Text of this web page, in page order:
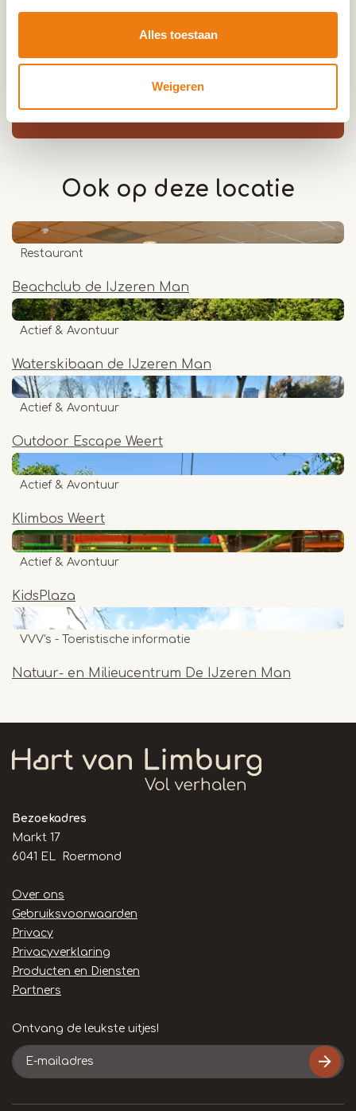
Alles toestaan
Weigeren
14:00 - 18:00
donderdag:
14:00 - 21:00
14:00 - 21:00
zaterdag:
10:00 - 17:00
Ook op deze locatie
Beachclub de IJzeren Man
Restaurant
Waterskibaan de IJzeren Man
Actief & Avontuur
Outdoor Escape Weert
Actief & Avontuur
Klimbos Weert
Actief & Avontuur
KidsPlaza
Actief & Avontuur
Natuur- en Milieucentrum De IJzeren Man
VVV's - Toeristische informatie
Bezoekadres
Markt 17
6041 EL Roermond
Handige
links
Over ons
Gebruiksvoorwaarden
Privacy
Privacyverklaring
Producten en Diensten
Partners
Ontvang de leukste uitjes!
E-
mailadres